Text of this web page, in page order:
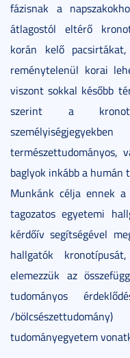
fázisnak a
átlagostól eltérő
korán kelő
reménytelenül korai
viszont sokkal később
szerint a
természettudományos,
baglyok inkább a humán
Munkánk célja ennek a
tagozatos egyetemi
kérdőív segítségével
hallgatók
elemezzük az
tudományos
/
tudományegyetem